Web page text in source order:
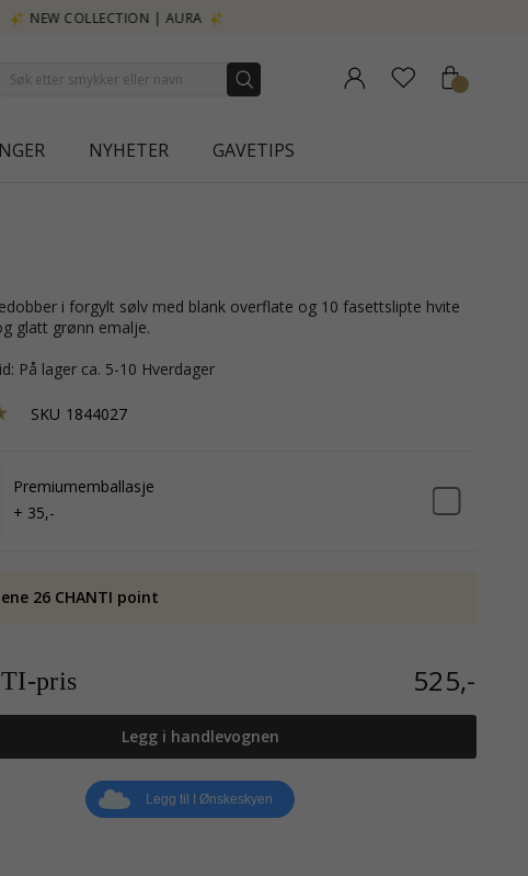
NYHETER GAVETIPS
glatt grønn emalje.
På lager ca. 5-10 Hverdager
SKU 1844027
Premiumemballasje
+ 35,-
26 CHANTI point
pris 525,-
Legg i handlevognen
Legg til I Ønskeskyen